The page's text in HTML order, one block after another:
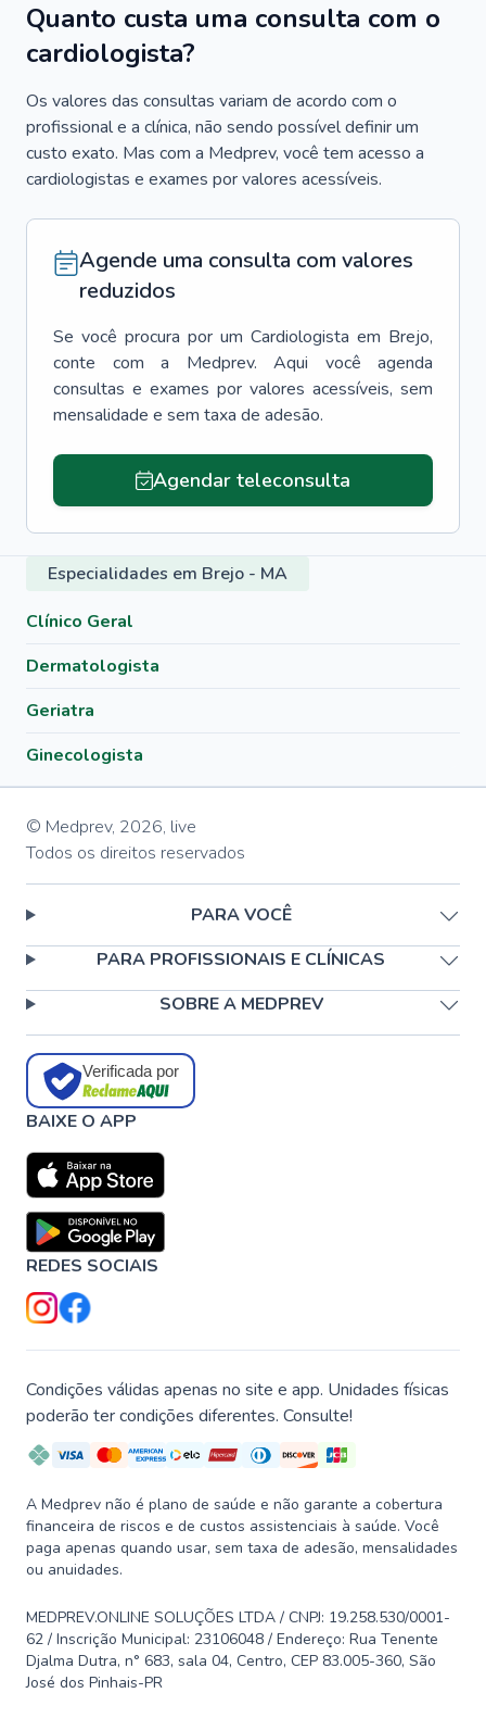
Quanto custa uma consulta com o
cardiologista?
Os valores das consultas variam de acordo com o
profissional e a clínica, não sendo possível definir um
custo exato. Mas com a Medprev, você tem acesso a
cardiologistas e exames por valores acessíveis.
Agende uma consulta com valores
reduzidos
Se você procura por um Cardiologista em Brejo,
conte com a Medprev. Aqui você agenda
consultas e exames por valores acessíveis, sem
mensalidade e sem taxa de adesão.
Agendar teleconsulta
Especialidades em Brejo - MA
Clínico Geral
Dermatologista
Geriatra
Ginecologista
© Medprev, 2026, live
Todos os direitos reservados
PARA VOCÊ
PARA PROFISSIONAIS E CLÍNICAS
SOBRE A MEDPREV
Verificada por
BAIXE O APP
REDES SOCIAIS
Condições válidas apenas no site e app. Unidades físicas
poderão ter condições diferentes. Consulte!
A Medprev não é plano de saúde e não garante a cobertura
financeira de riscos e de custos assistenciais à saúde. Você
paga apenas quando usar, sem taxa de adesão, mensalidades
ou anuidades.
MEDPREV.ONLINE SOLUÇÕES LTDA / CNPJ: 19.258.530/0001-
62 / Inscrição Municipal: 23106048 / Endereço: Rua Tenente
Djalma Dutra, n° 683, sala 04, Centro, CEP 83.005-360, São
José dos Pinhais-PR